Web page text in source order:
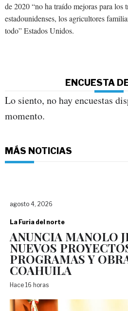
de 2020 “no ha traído mejoras para los
estadounidenses, los agricultores
todo” Estados Unidos.
ENCUESTA
Lo siento, no hay encuestas
momento.
MÁS NOTICIAS
agosto 4, 2026
La Furia del norte
ANUNCIA MANOLO
NUEVOS
PROGRAMAS Y
COAHUILA
Hace 16 horas